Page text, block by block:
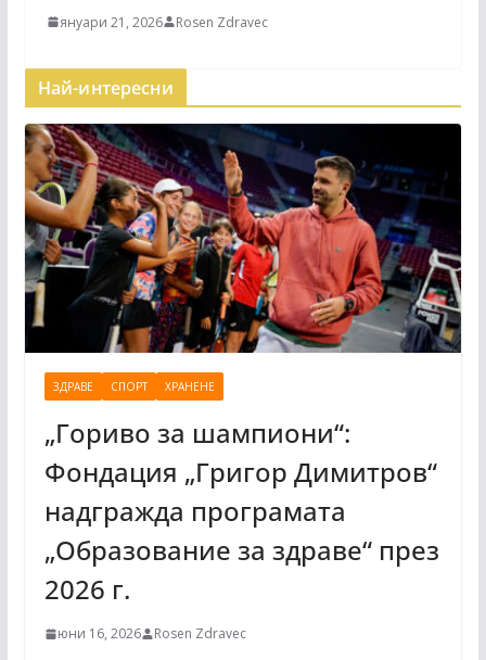
януари 21, 2026 Rosen Zdravec
Най-интересни
ЗДРАВЕ СПОРТ ХРАНЕНЕ
„Гориво за шампиони“:
Фондация „Григор Димитров“
надгражда програмата
„Образование за здраве“ през
2026 г.
юни 16, 2026 Rosen Zdravec